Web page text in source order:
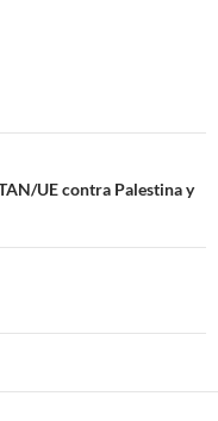
UE contra Palestina y